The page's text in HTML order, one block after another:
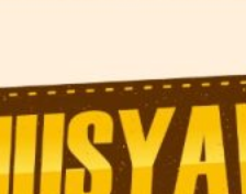
“Caring
&
Risk-
Taker”
dalam